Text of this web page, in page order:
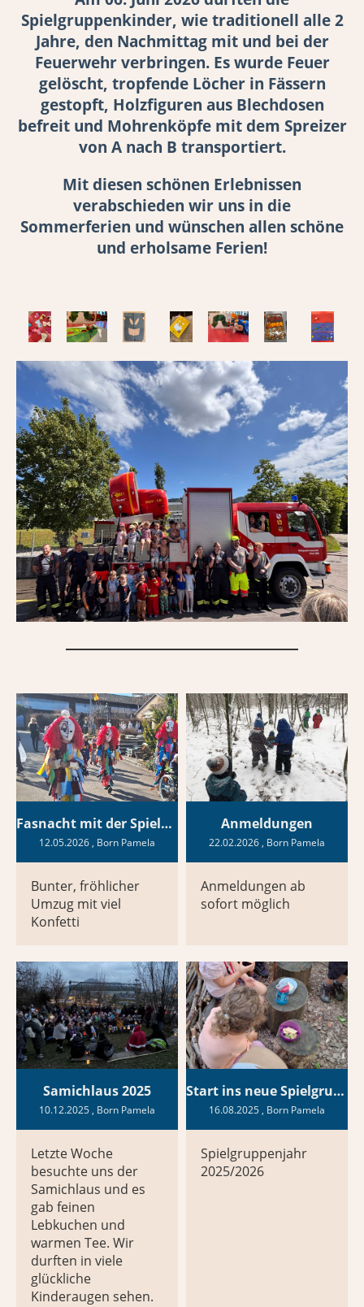
Spielgruppenkinder, wie traditionell alle 2
Jahre, den Nachmittag mit und bei der
Feuerwehr verbringen. Es wurde Feuer
gelöscht, tropfende Löcher in Fässern
gestopft, Holzfiguren aus Blechdosen
befreit und Mohrenköpfe mit dem Spreizer
von A nach B transportiert.
Mit diesen schönen Erlebnissen
verabschieden wir uns in die
Sommerferien und wünschen allen schöne
und erholsame Ferien!
Fasnacht mit der Spielgruppe
12.05.2026 , Born Pamela
Bunter, fröhlicher
Umzug mit viel
Konfetti
Anmeldungen
22.02.2026 , Born Pamela
Anmeldungen ab
sofort möglich
Samichlaus 2025
10.12.2025 , Born Pamela
Letzte Woche
besuchte uns der
Samichlaus und es
gab feinen
Lebkuchen und
warmen Tee. Wir
durften in viele
glückliche
Kinderaugen sehen.
Start ins neue Spielgruppenjahr 2025/2026
16.08.2025 , Born Pamela
Spielgruppenjahr
2025/2026